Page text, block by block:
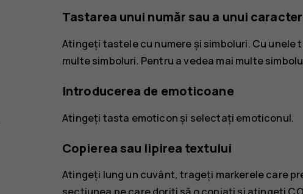
Tastarea unui număr sau a unui
Atingeți tastele cu numere și simboluri. Cu
multe simboluri. Pentru a vedea mai multe
Introducerea de emoticoane
Atingeți tasta emoticon și selectați emoticonul.
Copierea sau lipirea textului
Atingeți lung un cuvânt, trageți markerele care